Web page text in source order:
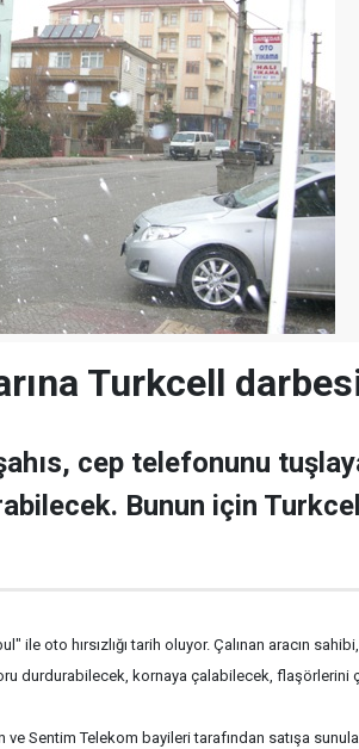
Turkcell
cep telefonunu
Bunun için
ile oto hırsızlığı tarih oluyor. Çalınan aracın
durdurabilecek, kornaya çalabilecek, flaşörlerini
Sentim Telekom bayileri tarafından satışa